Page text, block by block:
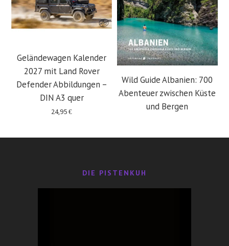
Geländewagen Kalender
2027 mit Land Rover
Defender Abbildungen –
DIN A3 quer
24,95€
Wild Guide Albanien: 700
Abenteuer zwischen Küste
und Bergen
DIE PISTENKUH